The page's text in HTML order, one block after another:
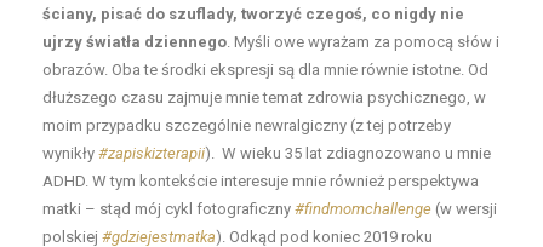
ściany, pisać do szuflady, tworzyć czegoś, co nigdy nie
ujrzy światła dziennego. Myśli owe wyrażam za pomocą słów i
obrazów. Oba te środki ekspresji są dla mnie równie istotne. Od
dłuższego czasu zajmuje mnie temat zdrowia psychicznego, w
moim przypadku szczególnie newralgiczny (z tej potrzeby
wynikły #zapiskizterapii). W wieku 35 lat zdiagnozowano u mnie
ADHD. W tym kontekście interesuje mnie również perspektywa
matki – stąd mój cykl fotograficzny #findmomchallenge (w wersji
polskiej #gdziejestmatka). Odkąd pod koniec 2019 roku